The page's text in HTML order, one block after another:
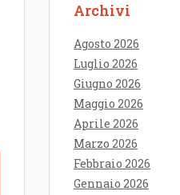
Archivi
Agosto 2026
Luglio 2026
Giugno 2026
Maggio 2026
Aprile 2026
Marzo 2026
Febbraio 2026
Gennaio 2026